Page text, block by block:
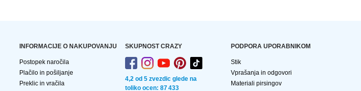
INFORMACIJE O NAKUPOVANJU
Postopek naročila
Plačilo in pošiljanje
Preklic in vračila
SKUPNOST CRAZY
4,2 od 5 zvezdic glede na
toliko ocen: 87 433
PODPORA UPORABNIKOM
Stik
Vprašanja in odgovori
Materiali pirsingov